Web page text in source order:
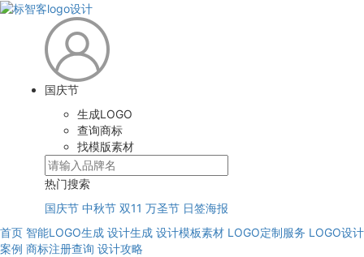
国庆节
生成LOGO
查询商标
找模版素材
热门搜索
国庆节 中秋节 双11 万圣节 日签海报
首页 智能LOGO生成 设计生成 设计模板素材 LOGO定制服务 LOGO设计
案例 商标注册查询 设计攻略